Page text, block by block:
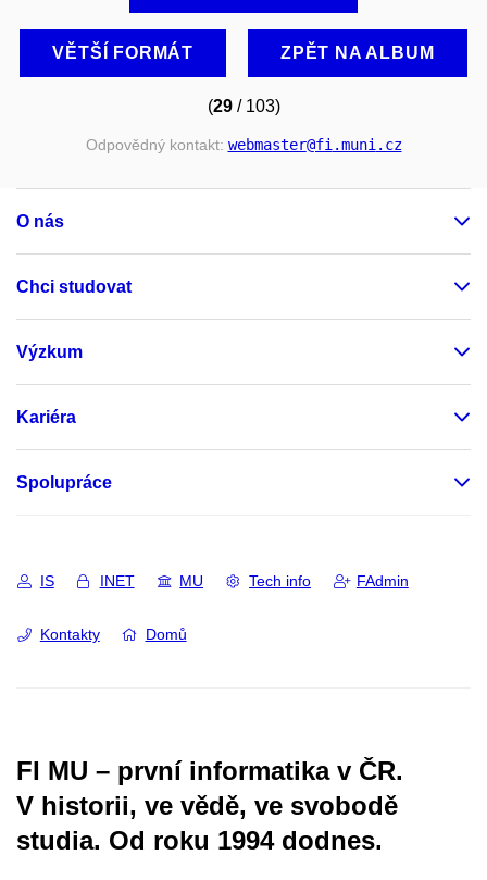
VĚTŠÍ FORMÁT ZPĚT NA ALBUM
(29/ 103)
Odpovědný kontakt: webmaster@fi.muni.cz
O nás
Chci studovat
Výzkum
Kariéra
Spolupráce
IS INET MU Tech info FAdmin
Kontakty Domů
FI MU – první informatika v ČR.
V historii, ve vědě, ve svobodě
studia. Od roku 1994 dodnes.